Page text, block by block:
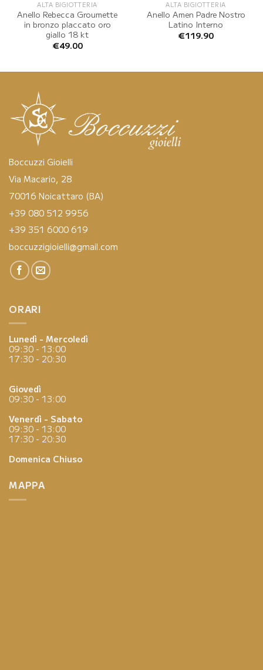
ALTA BIGIOTTERIA
Anello Rebecca Groumette
in bronzo placcato oro
giallo 18 kt
€49.00
ALTA BIGIOTTERIA
Anello Amen Padre Nostro
Latino Interno
€119.90
Boccuzzi Gioielli
Via Macario, 28
70016 Noicattaro (BA)
+39 080 512 9956
+39 351 6000 619
boccuzzigioielli@gmail.com
ORARI
Lunedì - Mercoledì
09:30 - 13:00
17:30 - 20:30
Giovedì
09:30 - 13:00
Venerdì - Sabato
09:30 - 13:00
17:30 - 20:30
Domenica Chiuso
MAPPA